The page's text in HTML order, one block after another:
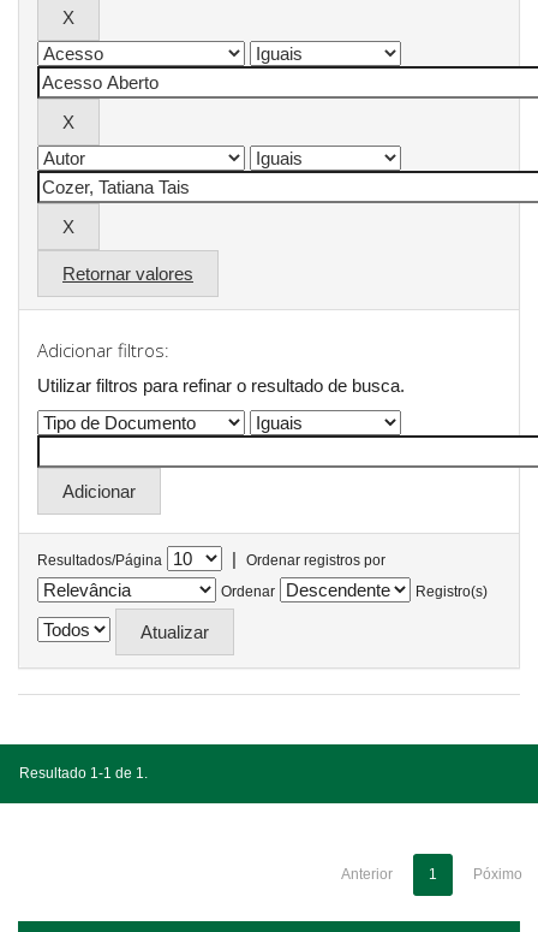
Retornar valores
Adicionar filtros:
Utilizar filtros para refinar o resultado de busca.
Resultados/Página |
Ordenar registros por
Ordenar
Registro(s)
Resultado 1-1 de 1.
Anterior 1 Póximo